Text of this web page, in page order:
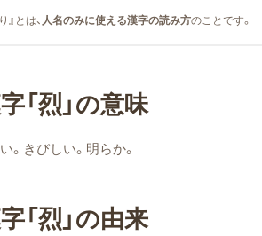
とは、 人名のみに使える漢字の読み方のことです。
「烈」の意味
。きびしい。明らか。
「烈」の由来